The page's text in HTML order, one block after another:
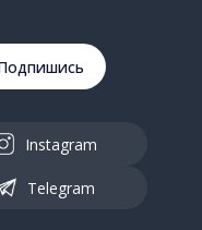
Instagram
Telegram